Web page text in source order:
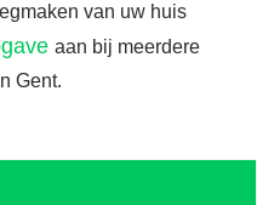
van uw huis
aan bij meerdere
Gent.